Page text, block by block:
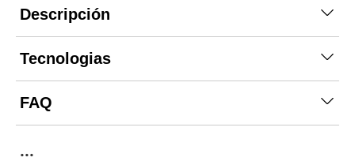
Descripción
Tecnologias
FAQ
...